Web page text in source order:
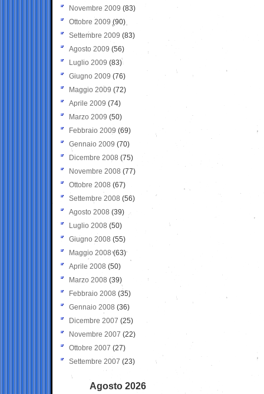
Novembre 2009 (83)
Ottobre 2009 (90)
Settembre 2009 (83)
Agosto 2009 (56)
Luglio 2009 (83)
Giugno 2009 (76)
Maggio 2009 (72)
Aprile 2009 (74)
Marzo 2009 (50)
Febbraio 2009 (69)
Gennaio 2009 (70)
Dicembre 2008 (75)
Novembre 2008 (77)
Ottobre 2008 (67)
Settembre 2008 (56)
Agosto 2008 (39)
Luglio 2008 (50)
Giugno 2008 (55)
Maggio 2008(63)
Aprile 2008 (50)
Marzo 2008 (39)
Febbraio 2008 (35)
Gennaio 2008 (36)
Dicembre 2007 (25)
Novembre 2007 (22)
Ottobre 2007 (27)
Settembre 2007 (23)
Agosto 2026